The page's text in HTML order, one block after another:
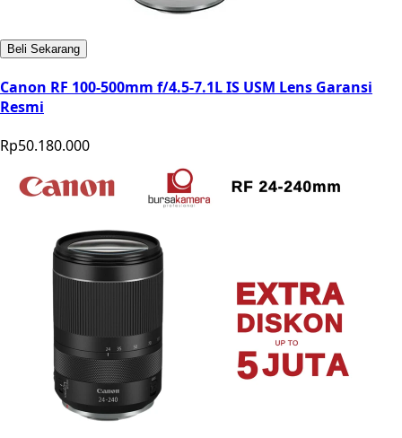
Beli Sekarang
Canon RF 100-500mm f/4.5-7.1L IS USM Lens Garansi
Resmi
Rp50.180.000